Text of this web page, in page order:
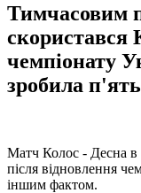
Тимчасовим
скористався
чемпіонату
зробила
Матч Колос - Десна
після відновлення
іншим фактом.